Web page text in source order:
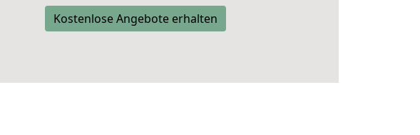
Kostenlose Angebote erhalten